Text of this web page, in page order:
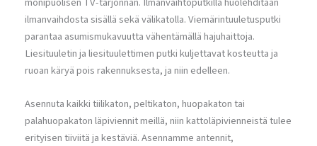
ilmanvaihdosta sisällä sekä välikatolla. Viemärintuuletusputki
parantaa asumismukavuutta vähentämällä hajuhaittoja.
Liesituuletin ja liesituulettimen putki kuljettavat kosteutta ja
ruoan käryä pois rakennuksesta, ja niin edelleen.
Asennuta kaikki tiilikaton, peltikaton, huopakaton tai
palahuopakaton läpiviennit meillä, niin kattoläpivienneistä tulee
erityisen tiiviitä ja kestäviä. Asennamme antennit,